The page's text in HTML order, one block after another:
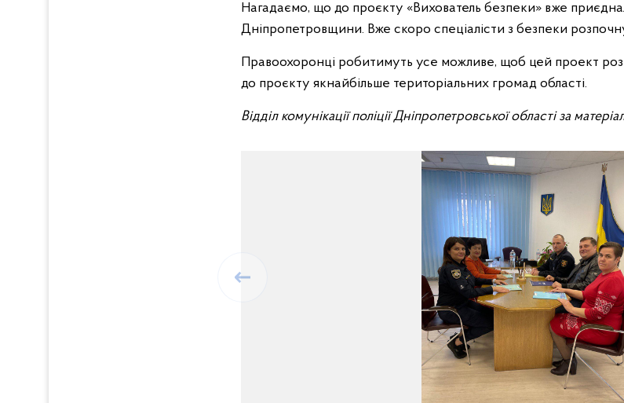
Нагадаємо, що до проєкту «Вихователь безпеки» вже
Дніпропетровщини. Вже скоро спеціалісти з безпеки
Правоохоронці робитимуть усе можливе, щоб цей проект
до проєкту якнайбільше територіальних громад області.
Відділ комунікації поліції Дніпропетровської області за